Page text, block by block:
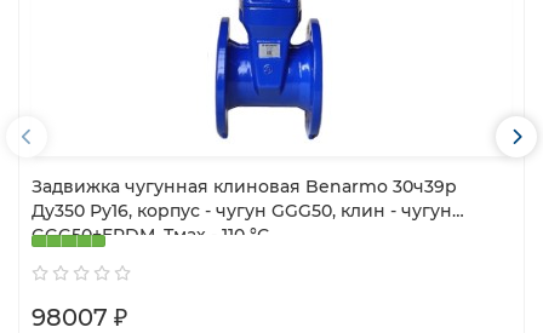
Задвижка чугунная клиновая Benarmo 30ч39р
Ду350 Ру16, корпус - чугун GGG50, клин - чугун
GGG50+EPDM, Тмах - 110 °С
98007 ₽